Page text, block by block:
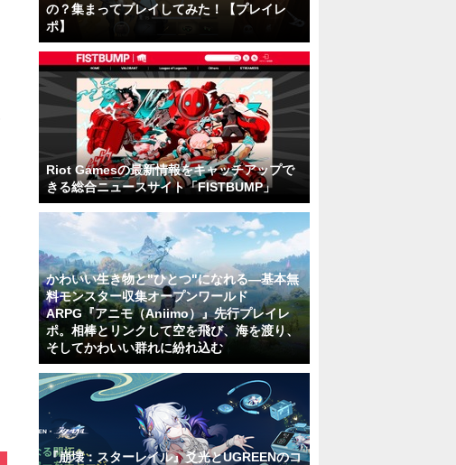
の？集まってプレイしてみた！【プレイレ
ポ】
Riot Gamesの最新情報をキャッチアップで
きる総合ニュースサイト「FISTBUMP」
かわいい生き物と"ひとつ"になれる―基本無
料モンスター収集オープンワールド
ARPG『アニモ（Aniimo）』先行プレイレ
ポ。相棒とリンクして空を飛び、海を渡り、
そしてかわいい群れに紛れ込む
『崩壊：スターレイル』爻光とUGREENのコ